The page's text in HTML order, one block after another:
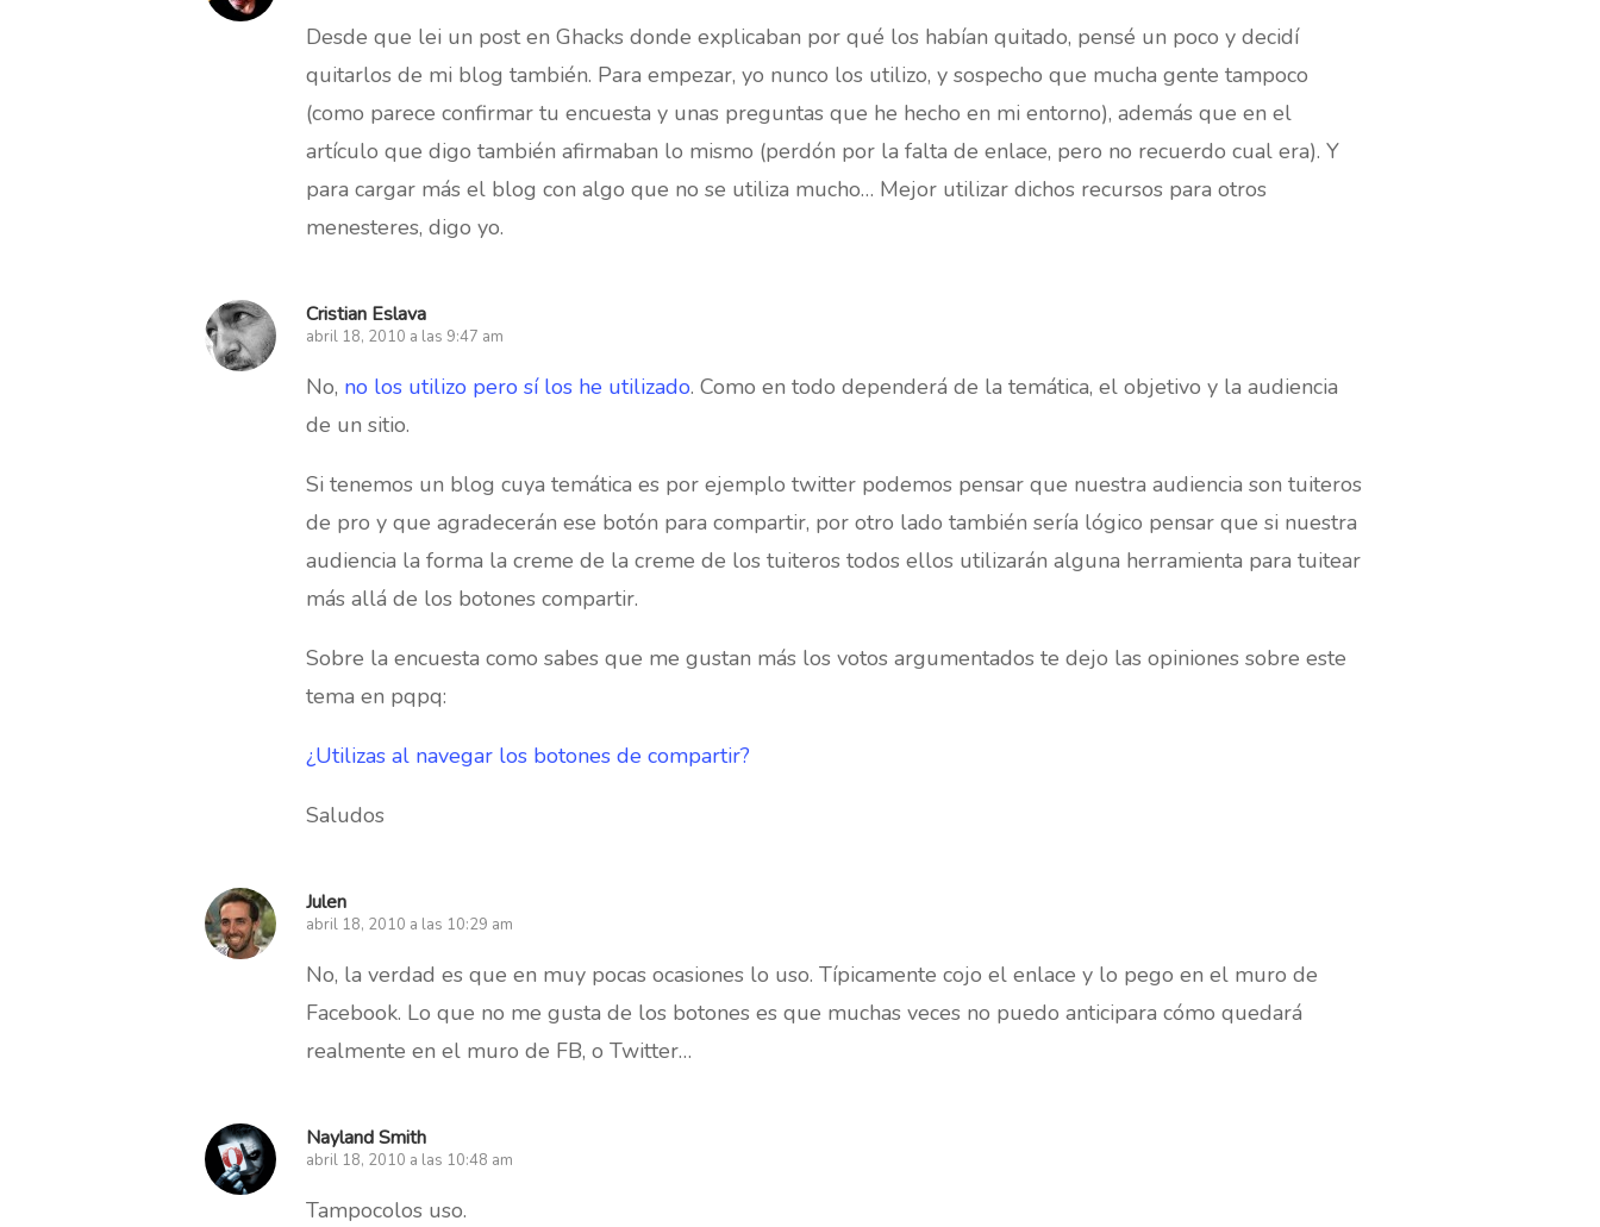
Desde que lei un post en Ghacks donde explicaban por qué los habían quitado, pensé un poco y decidí
quitarlos de mi blog también. Para empezar, yo nunco los utilizo, y sospecho que mucha gente tampoco
(como parece confirmar tu encuesta y unas preguntas que he hecho en mi entorno), además que en el
artículo que digo también afirmaban lo mismo (perdón por la falta de enlace, pero no recuerdo cual era). Y
para cargar más el blog con algo que no se utiliza mucho… Mejor utilizar dichos recursos para otros
menesteres, digo yo.
Cristian Eslava
abril 18, 2010 a las 9:47 am
No, no los utilizo pero sí los he utilizado. Como en todo dependerá de la temática, el objetivo y la audiencia
de un sitio.
Si tenemos un blog cuya temática es por ejemplo twitter podemos pensar que nuestra audiencia son tuiteros
de pro y que agradecerán ese botón para compartir, por otro lado también sería lógico pensar que si nuestra
audiencia la forma la creme de la creme de los tuiteros todos ellos utilizarán alguna herramienta para tuitear
más allá de los botones compartir.
Sobre la encuesta como sabes que me gustan más los votos argumentados te dejo las opiniones sobre este
tema en pqpq:
¿Utilizas al navegar los botones de compartir?
Saludos
Julen
abril 18, 2010 a las 10:29 am
No, la verdad es que en muy pocas ocasiones lo uso. Típicamente cojo el enlace y lo pego en el muro de
Facebook. Lo que no me gusta de los botones es que muchas veces no puedo anticipara cómo quedará
realmente en el muro de FB, o Twitter…
Nayland Smith
abril 18, 2010 a las 10:48 am
Tampocolos uso.